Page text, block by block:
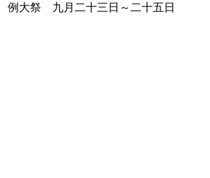
例大祭 九月二十三日～二十五日